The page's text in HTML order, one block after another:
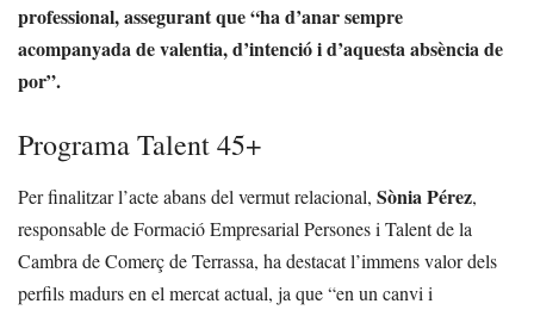
professional, assegurant que “ha d’anar sempre
acompanyada de valentia, d’intenció i d’aquesta absència de
por”.
Programa Talent 45+
Per finalitzar l’acte abans del vermut relacional, Sònia Pérez,
responsable de Formació Empresarial Persones i Talent de la
Cambra de Comerç de Terrassa, ha destacat l’immens valor dels
perfils madurs en el mercat actual, ja que “en un canvi i